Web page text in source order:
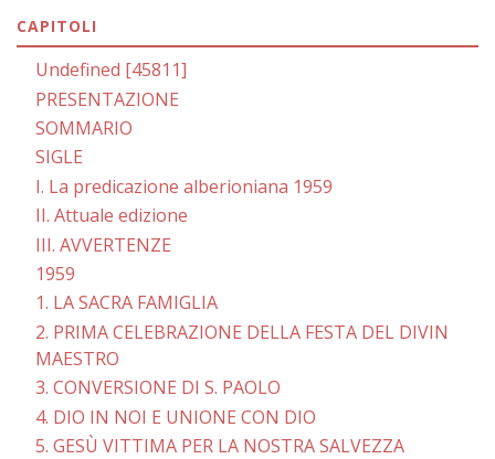
CAPITOLI
Undefined [45811]
PRESENTAZIONE
SOMMARIO
SIGLE
I. La predicazione alberioniana 1959
II. Attuale edizione
III. AVVERTENZE
1959
1. LA SACRA FAMIGLIA
2. PRIMA CELEBRAZIONE DELLA FESTA DEL DIVIN
MAESTRO
3. CONVERSIONE DI S. PAOLO
4. DIO IN NOI E UNIONE CON DIO
5. GESÙ VITTIMA PER LA NOSTRA SALVEZZA